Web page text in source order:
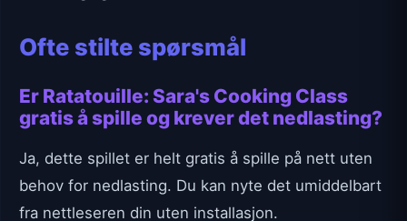
Ofte stilte spørsmål
Er Ratatouille: Sara's Cooking Class
gratis å spille og krever det nedlasting?
Ja, dette spillet er helt gratis å spille på nett uten
behov for nedlasting. Du kan nyte det umiddelbart
fra nettleseren din uten installasjon.